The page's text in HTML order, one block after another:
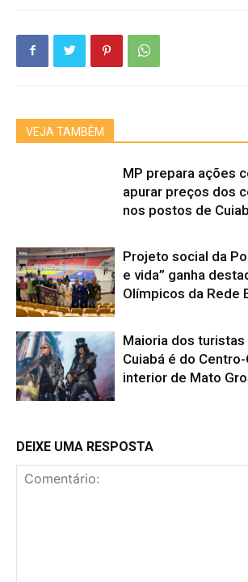
VEJA TAMBÉM
MP prepara ações
apurar preços dos
nos postos de
Projeto social da
e vida” ganha
Olímpicos da Rede
Maioria dos turistas
Cuiabá é do
interior de Mato
DEIXE UMA RESPOSTA